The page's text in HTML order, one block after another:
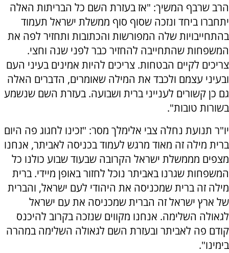
הרב שרבף המשיך: "אז בעזרת השם כל הבריתות האלה
יתחברו ביחד ונזכה שסוף סוף ממשלת ישראל תעמוד
בהתחייבויות שלה המפורשות והכתובות ותחזיר לפה את
המשפחות שהתחייבה להחזיר כבר לפני שנה וחצי.
צריכים לקיים הבטחות. צריכים להיות אמינים בעיני העם
ובעיני עצמם ולכבד את המילה שאומרים, הדברים האלה
גם כן קשורים לענייני ברית ושבועה. בעזרת השם שנשמע
בשורות טובות".
יו"ר תנועת נחלה צבי אלימלך מסר: "זכינו לחגוג פה היום
ברית מילה זה מאוד מרגש לעמוד בכניסה לאביתר, אנחנו
מצפים מממשלת ישראל הקרובה שבעוד שבוע כולנו כל
המשפחות שגרנו באביתר נוכל לחזור באופן מיידי. ברית
מילה זה ברית שמכניסה את היהודי לעם ישראל, והברית
של ארץ ישראל זה הברית שמכניסה את עם ישראל
לגאולה השלימה. אנחנו מקווים שנזכה בקרוב להיכנס
קודם פה לאביתר ובעזרת השם לגאולה השלימה במהרה
בימינו".